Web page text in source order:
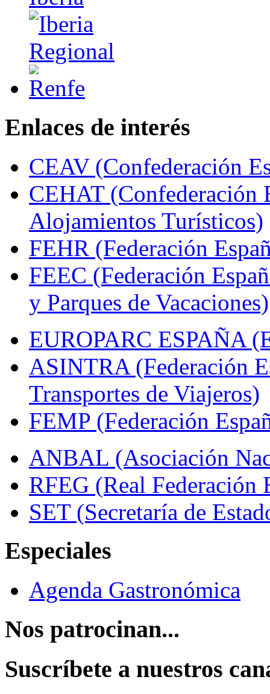
Enlaces de interés
CEAV (Confederación
CEHAT (Confederación
Alojamientos Turísticos)
FEHR (Federación
FEEC (Federación
y Parques de Vacaciones)
EUROPARC ESPAÑA
ASINTRA (Federación
Transportes de Viajeros)
FEMP (Federación
ANBAL (Asociación
RFEG (Real Federación
SET (Secretaría de
Especiales
Agenda Gastronómica
Nos patrocinan...
Suscríbete a nuestros